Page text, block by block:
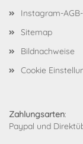
Instagram-
Sitemap
Bildnachweise
Cookie
Zahlungsarten:
Paypal und